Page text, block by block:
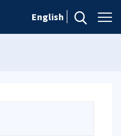
English